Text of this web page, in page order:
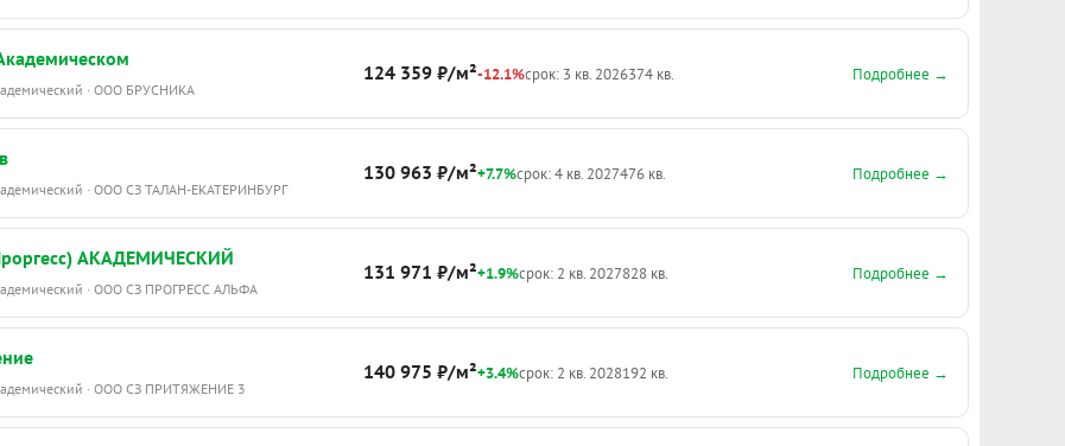
· ООО БРУСНИКА
124 359 ₽/м²-12.1%срок: 3 кв. 2026374 кв. Подробнее →
· ООО СЗ ТАЛАН-ЕКАТЕРИНБУРГ
130 963 ₽/м²+7.7%срок: 4 кв. 2027476 кв. Подробнее →
АКАДЕМИЧЕСКИЙ
· ООО СЗ ПРОГРЕСС АЛЬФА
131 971 ₽/м²+1.9%срок: 2 кв. 2027828 кв. Подробнее →
· ООО СЗ ПРИТЯЖЕНИЕ 3
140 975 ₽/м²+3.4%срок: 2 кв. 2028192 кв. Подробнее →